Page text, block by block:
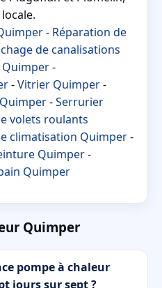
- Réparation de
de canalisations
Quimper-
-Vitrier Quimper-
-Serrurier
volets roulants
climatisation Quimper-
Quimper-
Quimper
Quimper
pompe à chaleur
jours sur sept ?